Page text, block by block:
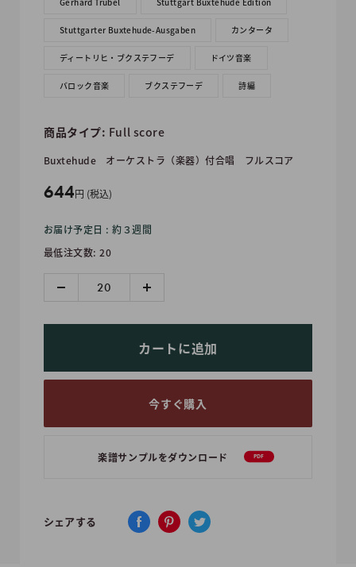
Stuttgarter Buxtehude-Ausgaben カンタータ
ディートリヒ・ブクステフーデ ドイツ音楽
バロック音楽 ブクステフーデ 詩編
商品タイプ: Full score
Buxtehude オーケストラ（楽器）付合唱 フルスコア
販
価
格
644円 (税込)
お届け予定日 : 約３週間
最低注文数: 20
カートに追加
今すぐ購入
楽譜サンプルをダウンロード PDF
シェアする